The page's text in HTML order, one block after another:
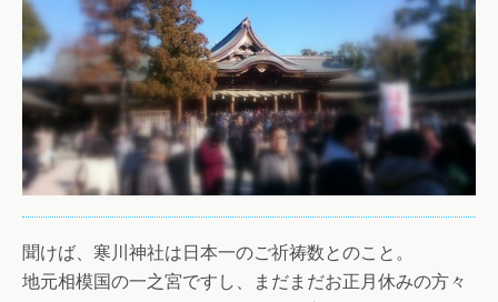
聞けば、寒川神社は日本一のご祈祷数とのこと。
地元相模国の一之宮ですし、まだまだお正月休みの方々